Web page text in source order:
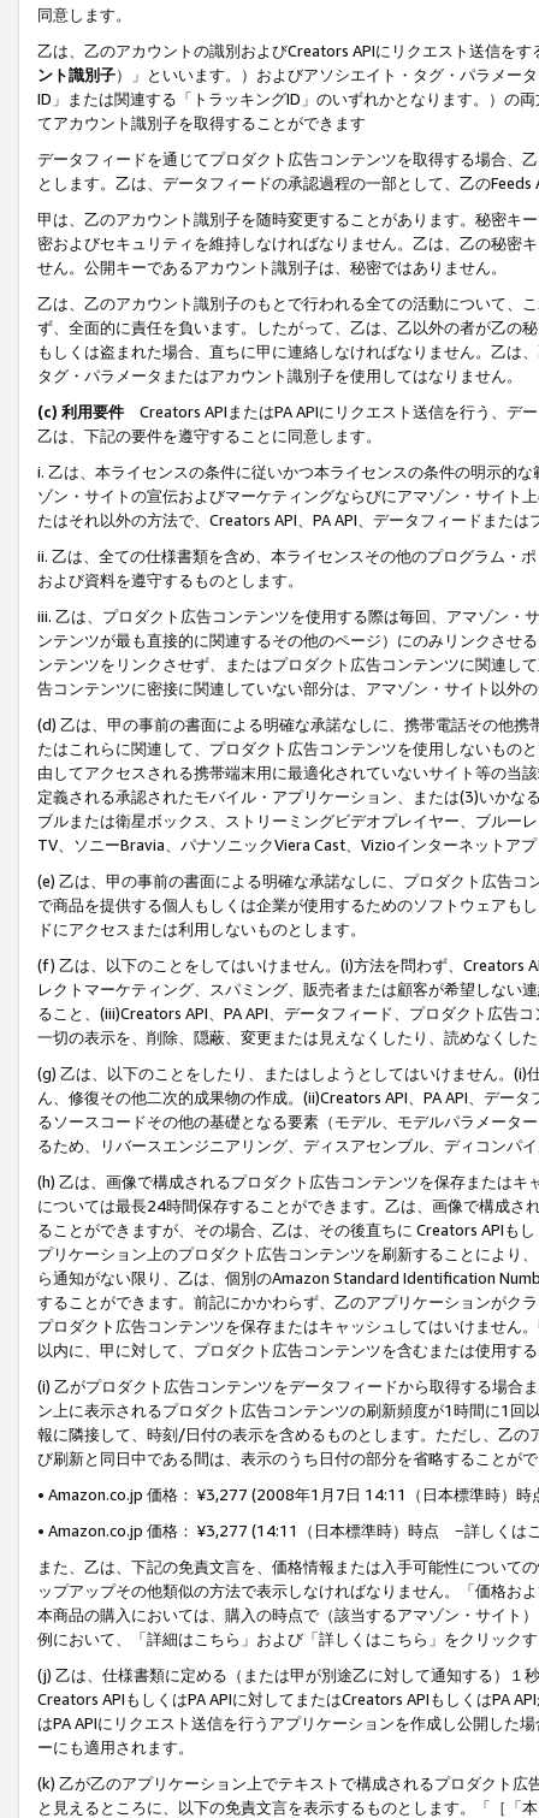
同意します。
乙は、乙のアカウントの識別およびCreators APIにリクエスト送信を
ント識別子）」といいます。）およびアソシエイト・タグ・パラメー
ID」または関連する「トラッキングID」のいずれかとなります。）の
てアカウント識別子を取得することができます
データフィードを通じてプロダクト広告コンテンツを取得する場合、
とします。乙は、データフィードの承認過程の一部として、乙の
甲は、乙のアカウント識別子を随時変更することがあります。秘密キ
密およびセキュリティを維持しなければなりません。乙は、乙の秘密
せん。公開キーであるアカウント識別子は、秘密ではありません。
乙は、乙のアカウント識別子のもとで行われる全ての活動について、
ず、全面的に責任を負います。したがって、乙は、乙以外の者が乙の
もしくは盗まれた場合、直ちに甲に連絡しなければなりません。乙は
タグ・パラメータまたはアカウント識別子を使用してはなりません。
(c) 利用要件 Creators APIまたはPA APIにリクエスト送信を行う、デ
乙は、下記の要件を遵守することに同意します。
i. 乙は、本ライセンスの条件に従いかつ本ライセンスの条件の明示的
ゾン・サイトの宣伝およびマーケティングならびにアマゾン・サイト
たはそれ以外の方法で、Creators API、PA API、データフィードまた
ii. 乙は、全ての仕様書類を含め、本ライセンスその他のプログラム・
および資料を遵守するものとします。
iii. 乙は、プロダクト広告コンテンツを使用する際は毎回、アマゾン
ンテンツが最も直接的に関連するその他のページ）にのみリンクさせ
ンテンツをリンクさせず、またはプロダクト広告コンテンツに関連し
告コンテンツに密接に関連していない部分は、アマゾン・サイト以外
(d) 乙は、甲の事前の書面による明確な承諾なしに、携帯電話その他
たはこれらに関連して、プロダクト広告コンテンツを使用しないもの
由してアクセスされる携帯端末用に最適化されていないサイト等の当
定義される承認されたモバイル・アプリケーション、または(3)いか
ブルまたは衛星ボックス、ストリーミングビデオプレイヤー、ブルー
TV、ソニーBravia、パナソニックViera Cast、Vizioインターネットア
(e) 乙は、甲の事前の書面による明確な承諾なしに、プロダクト広告
で商品を提供する個人もしくは企業が使用するためのソフトウェアも
ドにアクセスまたは利用しないものとします。
(f) 乙は、以下のことをしてはいけません。(i)方法を問わず、Creators
レクトマーケティング、スパミング、販売者または顧客が希望しない
ること、(iii)Creators API、PA API、データフィード、プロダクト広告
一切の表示を、削除、隠蔽、変更または見えなくしたり、読めなくし
(g) 乙は、以下のことをしたり、またはしようとしてはいけません。
ん、修復その他二次的成果物の作成。(ii)Creators API、PA API、デー
るソースコードその他の基礎となる要素（モデル、モデルパラメータ
るため、リバースエンジニアリング、ディスアセンブル、ディコンパ
(h) 乙は、画像で構成されるプロダクト広告コンテンツを保存または
については最長24時間保存することができます。乙は、画像で構成
ることができますが、その場合、乙は、その後直ちに Creators APIも
プリケーション上のプロダクト広告コンテンツを刷新することにより
ら通知がない限り、乙は、個別のAmazon Standard Identification
することができます。前記にかかわらず、乙のアプリケーションがク
プロダクト広告コンテンツを保存またはキャッシュしてはいけません
以内に、甲に対して、プロダクト広告コンテンツを含むまたは使用す
(i) 乙がプロダクト広告コンテンツをデータフィードから取得する場合
ン上に表示されるプロダクト広告コンテンツの刷新頻度が1時間に1
報に隣接して、時刻/日付の表示を含めるものとします。ただし、乙
び刷新と同日中である間は、表示のうち日付の部分を省略することが
• Amazon.co.jp 価格： ¥3,277 (2008年1月7日 14:11（日本標準時）
• Amazon.co.jp 価格： ¥3,277 (14:11（日本標準時）時点 −詳しくは
また、乙は、下記の免責文言を、価格情報または入手可能性について
ップアップその他類似の方法で表示しなければなりません。「価格
本商品の購入においては、購入の時点で（該当するアマゾン・サイト
例において、「詳細はこちら」および「詳しくはこちら」をクリック
(j) 乙は、仕様書類に定める（または甲が別途乙に対して通知する）
Creators APIもしくはPA APIに対してまたはCreators APIもしくはPA
はPA APIにリクエスト送信を行うアプリケーションを作成し公開した
ーにも適用されます。
(k) 乙が乙のアプリケーション上でテキストで構成されるプロダクト
と見えるところに、以下の免責文言を表示するものとします。「［「